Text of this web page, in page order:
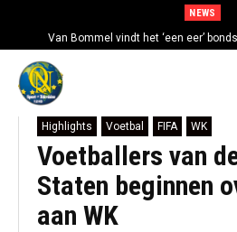
NEWS
Van Bommel vindt het ‘een eer’
Highlights Voetbal FIFA WK
Voetballers van
Staten beginnen
aan WK